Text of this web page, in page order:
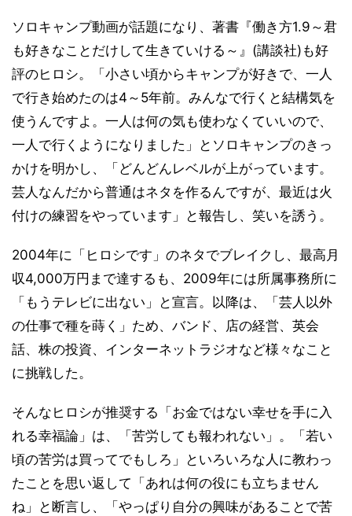
ソロキャンプ動画が話題になり、著書『働き方1.9～君
も好きなことだけして生きていける～』(講談社)も好
評のヒロシ。「小さい頃からキャンプが好きで、一人
で行き始めたのは4～5年前。みんなで行くと結構気を
使うんですよ。一人は何の気も使わなくていいので、
一人で行くようになりました」とソロキャンプのきっ
かけを明かし、「どんどんレベルが上がっています。
芸人なんだから普通はネタを作るんですが、最近は火
付けの練習をやっています」と報告し、笑いを誘う。
2004年に「ヒロシです」のネタでブレイクし、最高月
収4,000万円まで達するも、2009年には所属事務所に
「もうテレビに出ない」と宣言。以降は、「芸人以外
の仕事で種を蒔く」ため、バンド、店の経営、英会
話、株の投資、インターネットラジオなど様々なこと
に挑戦した。
そんなヒロシが推奨する「お金ではない幸せを手に入
れる幸福論」は、「苦労しても報われない」。「若い
頃の苦労は買ってでもしろ」といろいろな人に教わっ
たことを思い返して「あれは何の役にも立ちません
ね」と断言し、「やっぱり自分の興味があることで苦